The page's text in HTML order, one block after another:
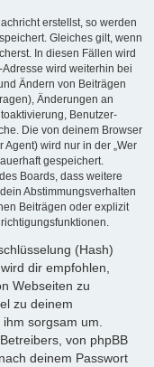
erstellst, so werden
Gleiches gilt, wenn
In diesen Fällen wird
wird weiterhin bei
Ändern von Beiträgen
Änderungen an
Benutzer-
Die von deinem Browser
wird nur in der „Wer
gespeichert.
Boards, dass weitere
Abstimmungsverhalten
Beiträgen oder explizit
(Hash)
dir empfohlen,
Webseiten zu
zu deinem
sorgsam um.
von phpBB
deinem Passwort